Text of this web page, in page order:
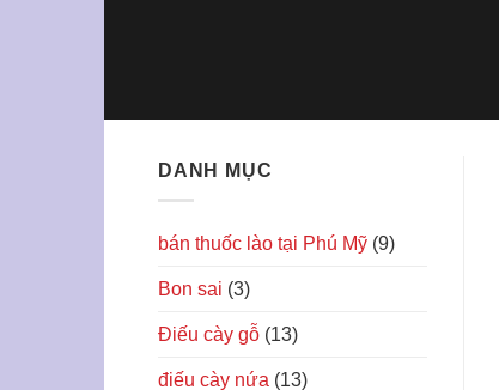
DANH MỤC
bán thuốc lào tại Phú Mỹ (9)
Bon sai (3)
Điếu cày gỗ (13)
điếu cày nứa (13)